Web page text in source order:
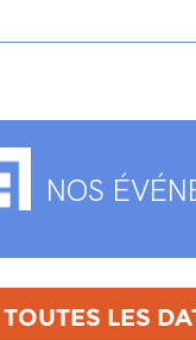
NOS
TOUTES LES